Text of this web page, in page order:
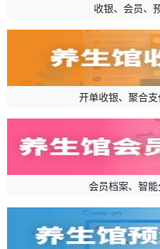
收银、会员、
开单收银、聚合
会员档案、智